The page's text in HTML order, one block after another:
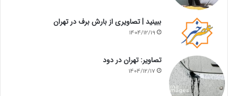
ببینید | تصاویری از بارش برف در تهران
1404/12/19
تصاویر: تهران در دود
1404/12/17